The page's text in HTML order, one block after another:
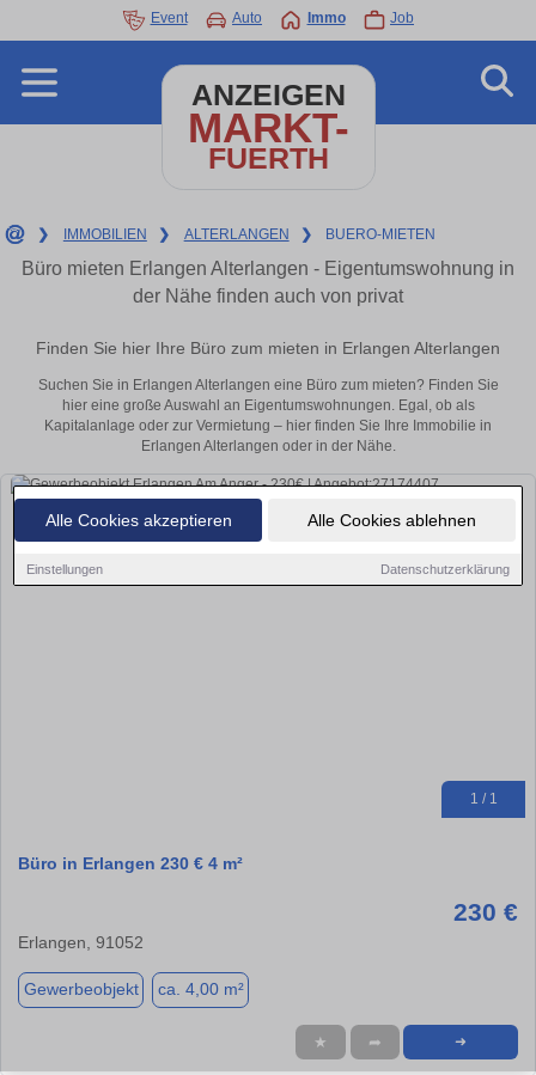
Alle Cookies akzeptieren Alle Cookies ablehnen
Einstellungen Datenschutzerklärung
Event Auto Immo Job
ANZEIGEN
MARKT-
FUERTH
❯ IMMOBILIEN ❯ ALTERLANGEN ❯ BUERO-MIETEN
Büro mieten Erlangen Alterlangen - Eigentumswohnung in
der Nähe finden auch von privat
Finden Sie hier Ihre Büro zum mieten in Erlangen Alterlangen
Suchen Sie in Erlangen Alterlangen eine Büro zum mieten? Finden Sie
hier eine große Auswahl an Eigentumswohnungen. Egal, ob als
Kapitalanlage oder zur Vermietung – hier finden Sie Ihre Immobilie in
Erlangen Alterlangen oder in der Nähe.
1 / 1
Büro in Erlangen 230 € 4 m²
230 €
Erlangen, 91052
Gewerbeobjekt ca. 4,00 m²
★ ➦ ➜